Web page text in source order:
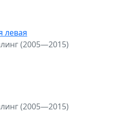
левая
(2005—2015)
(2005—2015)